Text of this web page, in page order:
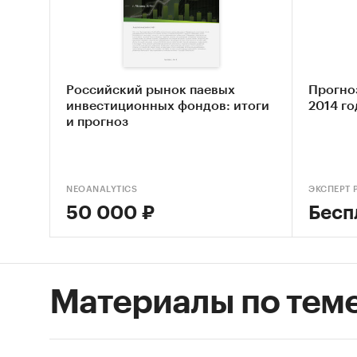
Российский рынок паевых
инвестиционных фондов: итоги
и прогноз
NEOANALYTICS
50 000 ₽
2014
ЭКСПЕРТ
Материалы по